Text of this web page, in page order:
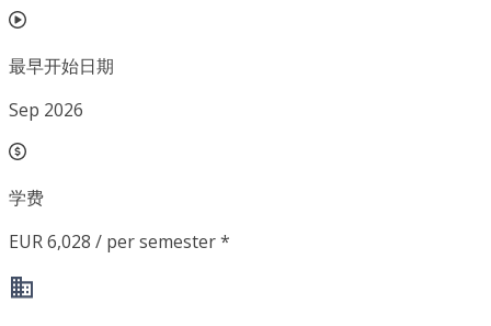
最早开始日期
Sep 2026
学费
EUR 6,028 / per semester *